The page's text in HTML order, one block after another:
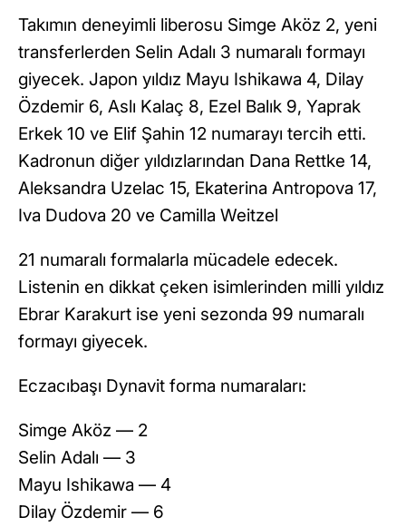
Takımın deneyimli liberosu Simge Aköz 2, yeni
transferlerden Selin Adalı 3 numaralı formayı
giyecek. Japon yıldız Mayu Ishikawa 4, Dilay
Özdemir 6, Aslı Kalaç 8, Ezel Balık 9, Yaprak
Erkek 10 ve Elif Şahin 12 numarayı tercih etti.
Kadronun diğer yıldızlarından Dana Rettke 14,
Aleksandra Uzelac 15, Ekaterina Antropova 17,
Iva Dudova 20 ve Camilla Weitzel
21 numaralı formalarla mücadele edecek.
Listenin en dikkat çeken isimlerinden milli yıldız
Ebrar Karakurt ise yeni sezonda 99 numaralı
formayı giyecek.
Eczacıbaşı Dynavit forma numaraları:
Simge Aköz — 2
Selin Adalı — 3
Mayu Ishikawa — 4
Dilay Özdemir — 6